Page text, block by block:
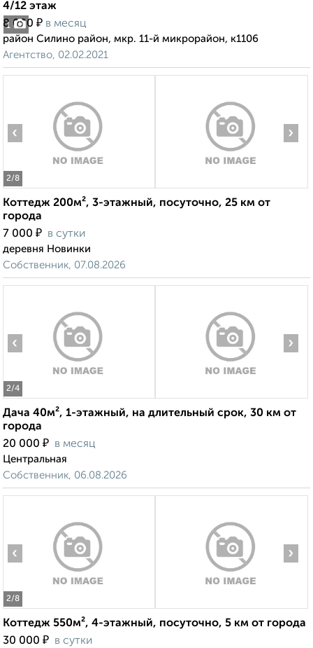
1
4/12 этаж
8 000 ₽ в месяц
район Силино район, мкр. 11-й микрорайон, к1106
Агентство, 02.02.2021
2/8
‹ ›
Коттедж 200м², 3-этажный, посуточно, 25 км от
города
7 000 ₽ в сутки
деревня Новинки
Собственник, 07.08.2026
2/4
‹ ›
Дача 40м², 1-этажный, на длительный срок, 30 км от
города
20 000 ₽ в месяц
Центральная
Собственник, 06.08.2026
2/8
‹ ›
Коттедж 550м², 4-этажный, посуточно, 5 км от города
30 000 ₽ в сутки